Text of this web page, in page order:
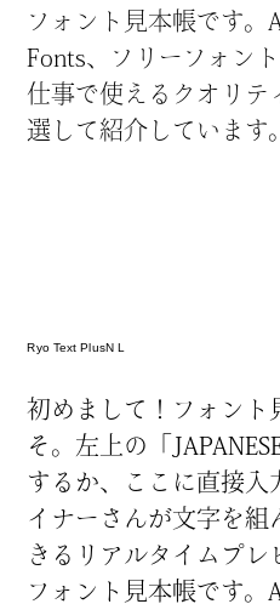
フォント 見本帳です。
Fonts、フリーフォン
仕事で使 えるクオリテ
選 して 紹介 しています。
Ryo Text PlusN L
初 めまして！フォント
そ。 左 上 の「
するか、ここに直接 入
イナーさんが文字 を組
きるリアルタイムプレ
フォント 見本帳です。
かなフォント
筆記体 手書き
デザ
フォントを探す